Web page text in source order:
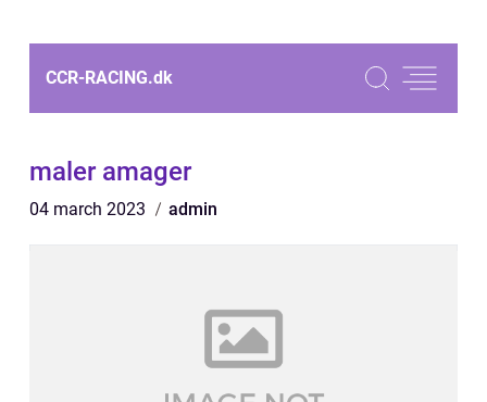
CCR-RACING.dk
maler amager
04 march 2023 admin